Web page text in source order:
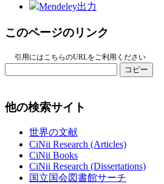
Mendeley出力
このページのリンク
引用にはこちらのURLをご利用ください
コピー
他の検索サイト
世界の文献
CiNii Research (Articles)
CiNii Books
CiNii Research (Dissertations)
国立国会図書館サーチ